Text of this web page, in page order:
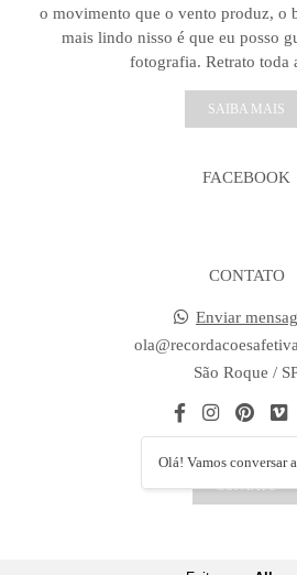
o movimento que o vento produz, o
mais lindo nisso é que eu posso
fotografia. Retrato toda
SAIBA MAIS
FACEBOOK
CONTATO
Enviar
São Roque /
CONTATO
Olá! Vamos conversar